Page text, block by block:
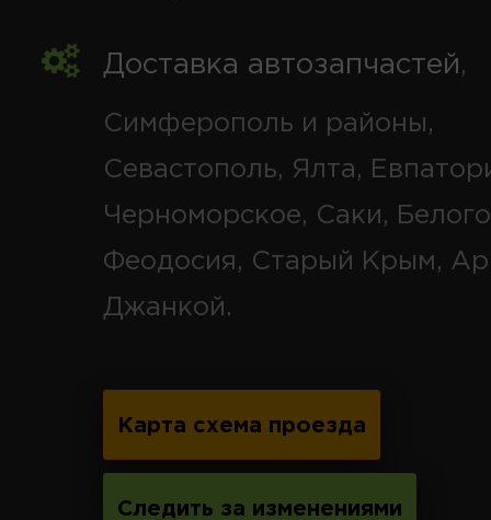
Доставка автозапчастей,
Симферополь и районы,
Севастополь, Ялта,
Черноморское, Саки,
Феодосия, Старый Крым,
Джанкой.
Карта схема проезда
Следить за изменениями